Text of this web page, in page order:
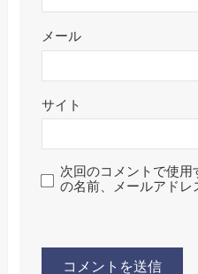
メール
サイト
次回のコメントで使
の名前、メールアドレ